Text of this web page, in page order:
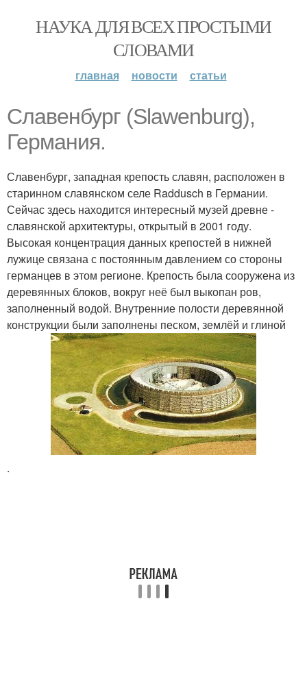
НАУКА ДЛЯ ВСЕХ ПРОСТЫМИ
СЛОВАМИ
главная новости статьи
Славенбург (Slawenburg),
Германия.
Славенбург, западная крепость славян, расположен в
старинном славянском селе Raddusch в Германии.
Сейчас здесь находится интересный музей древне -
славянской архитектуры, открытый в 2001 году.
Высокая концентрация данных крепостей в нижней
лужице связана с постоянным давлением со стороны
германцев в этом регионе. Крепость была сооружена из
деревянных блоков, вокруг неё был выкопан ров,
заполненный водой. Внутренние полости деревянной
конструкции были заполнены песком, землёй и глиной
.